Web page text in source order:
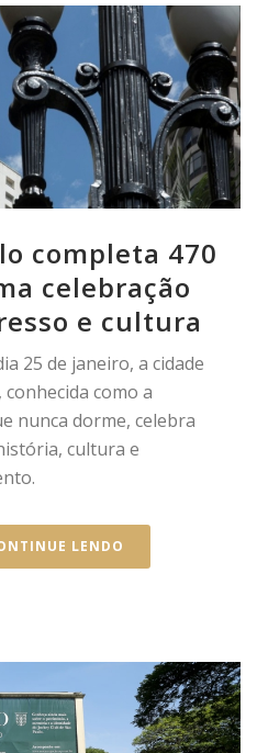
completa 470
celebração
e cultura
25 de janeiro, a cidade
conhecida como a
nunca dorme, celebra
cultura e
LENDO